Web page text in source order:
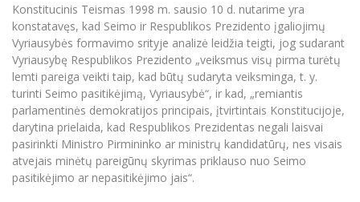
Konstitucinis Teismas 1998 m. sausio 10 d. nutarime yra
konstatavęs, kad Seimo ir Respublikos Prezidento įgaliojimų
Vyriausybės formavimo srityje analizė leidžia teigti, jog sudarant
Vyriausybę Respublikos Prezidento „veiksmus visų pirma turėtų
lemti pareiga veikti taip, kad būtų sudaryta veiksminga, t. y.
turinti Seimo pasitikėjimą, Vyriausybė“, ir kad, „remiantis
parlamentinės demokratijos principais, įtvirtintais Konstitucijoje,
darytina prielaida, kad Respublikos Prezidentas negali laisvai
pasirinkti Ministro Pirmininko ar ministrų kandidatūrų, nes visais
atvejais minėtų pareigūnų skyrimas priklauso nuo Seimo
pasitikėjimo ar nepasitikėjimo jais“.